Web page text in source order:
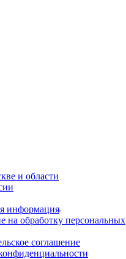
и области
информация
на обработку персональных
соглашение